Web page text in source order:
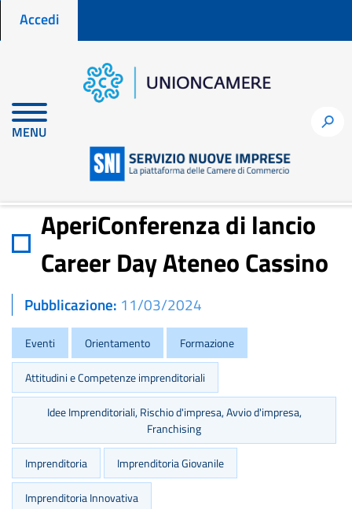
Menu profilo utente
Accedi
MENU
h
Home
AperiConferenza di lancio Career Day Ateneo Cassino
AperiConferenza di lancio
Career Day Ateneo Cassino
Pubblicazione 11/03/2024
Eventi Orientamento Formazione
Attitudini e Competenze imprenditoriali
Idee Imprenditoriali, Rischio d'impresa, Avvio d'impresa,
Franchising
Imprenditoria Imprenditoria Giovanile
Imprenditoria Innovativa